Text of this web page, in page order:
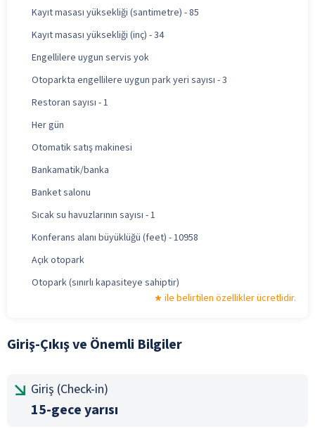
Kayıt masası yüksekliği (santimetre) - 85
Kayıt masası yüksekliği (inç) - 34
Engellilere uygun servis yok
Otoparkta engellilere uygun park yeri sayısı - 3
Restoran sayısı - 1
Her gün
Otomatik satış makinesi
Bankamatik/banka
Banket salonu
Sıcak su havuzlarının sayısı - 1
Konferans alanı büyüklüğü (feet) - 10958
Açık otopark
Otopark (sınırlı kapasiteye sahiptir)
ile belirtilen özellikler ücretlidir.
Giriş-Çıkış ve Önemli Bilgiler
Giriş (Check-in)
15-gece yarısı